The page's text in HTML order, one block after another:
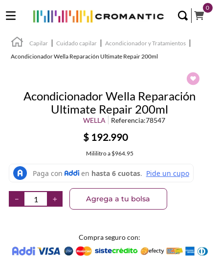
0
Capilar Cuidado capilar
Acondicionador y Tratamientos
Acondicionador Wella Reparación Ultimate Repair 200ml
Acondicionador Wella Reparación
Ultimate Repair 200ml
WELLA Referencia:78547
$ 192.990
Mililitroa $964.95
＋
－ Agrega a tu bolsa
Compra seguro con: